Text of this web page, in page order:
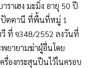
ราเฮง มะมิ่ง อายุ 50 ปี
ปัตตานี ที่พื้นที่หมู่ 1
ที่ จ348/2552 ลงวันที่
ยายามฆ่าผู้อื่นโดย
รื่องกระสุนปืนไว้ในครอบ